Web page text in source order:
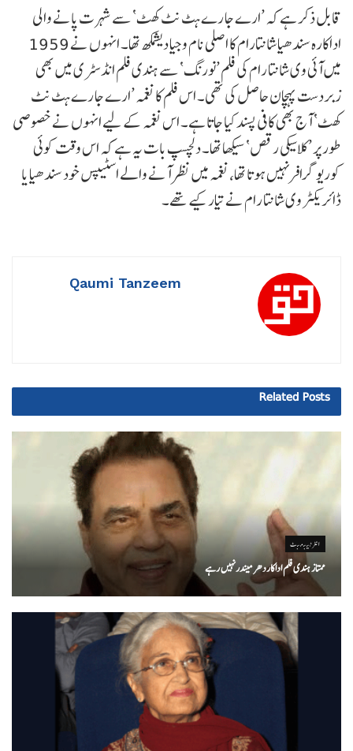
قابل ذکر ہے کہ ’ارے جا رے ہٹ نٹ کھٹ‘ سے شہرت پانے والی
اداکارہ سندھیا شانتارام کا اصلی نام وجیا دیشمکھ تھا۔ انہوں نے 1959
میں آئی وی شانتا رام کی فلم ’نورنگ‘ سے ہندی فلم انڈسٹری میں بھی
زبردست پہچان حاصل کی تھی۔ اس فلم کا نغمہ ’ارے جا رے ہٹ نٹ
کھٹ‘ آج بھی کافی پسند کیا جاتا ہے۔ اس نغمہ کے لیے انہوں نے خصوصی
طور پر ’کلاسیکی رقص‘ سیکھا تھا۔ دلچسپ بات یہ ہے کہ اس وقت کوئی
کوریوگرافر نہیں ہوتا تھا، نغمہ میں نظر آنے والے اسٹیپس خود سندھیا یا
ڈائریکٹر وی شانتا رام نے تیار کیے تھے۔
Qaumi Tanzeem
Related Posts
انٹرٹینمنٹ
ممتاز ہندی فلم اداکاردھرمیندرنہیں رہے